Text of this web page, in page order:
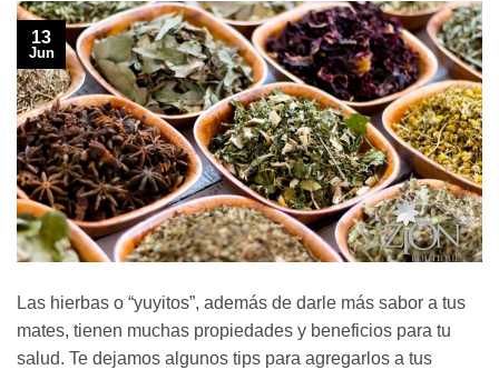
13
Jun
Las hierbas o “yuyitos”, además de darle más sabor a tus
mates, tienen muchas propiedades y beneficios para tu
salud. Te dejamos algunos tips para agregarlos a tus